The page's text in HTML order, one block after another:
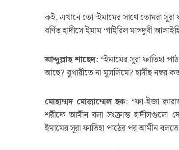
কই, এখানে তো ‘ইমামের সাথে তোমরা
বর্ণিত হাদীসে ইমাম ‘গাইরিল মাগদুবী
আব্দুল্লাহশাহেদ: “ইমামের সূরা ফাতিহা
আছে? বুখারীতে না মুসলিমে? হাদীছ নম্বর
মোহাম্মদ মোজাম্মেল হক: “ফা-ইজা
শরীফে আমীন বলা সংক্রান্ত হাদীসগুলো
ইমামের সূরা ফাতিহা পাঠের পর আমীন